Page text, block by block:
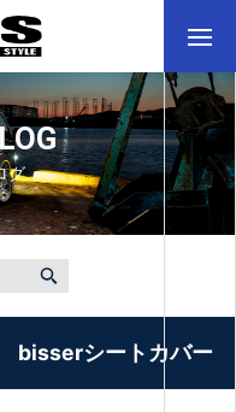
グ
シートカバー